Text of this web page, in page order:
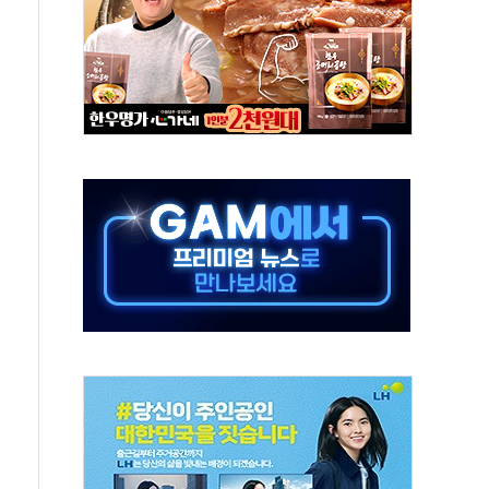
한 여름"…구윤철, 쪽방촌 폭염 대응상황 점검
박 7년 새 7배 늘었다...폭염 대책비는 8.6배 증가
럽 패싱… '유로화 팔아 엔화 부양' 사후 통보만
닥터 코퍼'가 말하는 경기 신호가 달라졌다
성 제고 특별 위원회 위촉장 수여식 및 1차 회의
美 전력 케이블 수주